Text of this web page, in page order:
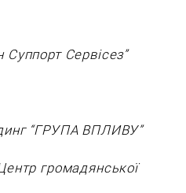
Суппорт Сервісез”
“ГРУПА ВПЛИВУ”
громадянської